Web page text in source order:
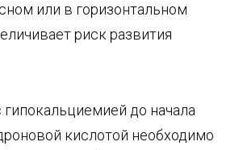
или в горизонтальном
риск развития
до начала
кислотой необходимо